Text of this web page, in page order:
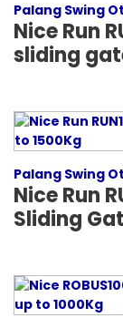
Palang Swing
Nice Run
sliding
Palang Swing
Nice Run
Sliding